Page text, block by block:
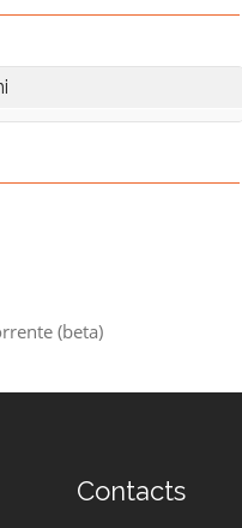
(beta)
Contacts